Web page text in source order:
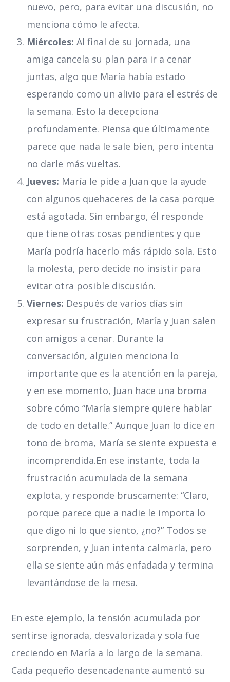
nuevo, pero, para evitar una discusión, no
menciona cómo le afecta.
Miércoles: Al final de su jornada, una
amiga cancela su plan para ir a cenar
juntas, algo que María había estado
esperando como un alivio para el estrés de
la semana. Esto la decepciona
profundamente. Piensa que últimamente
parece que nada le sale bien, pero intenta
no darle más vueltas.
Jueves: María le pide a Juan que la ayude
con algunos quehaceres de la casa porque
está agotada. Sin embargo, él responde
que tiene otras cosas pendientes y que
María podría hacerlo más rápido sola. Esto
la molesta, pero decide no insistir para
evitar otra posible discusión.
Viernes: Después de varios días sin
expresar su frustración, María y Juan salen
con amigos a cenar. Durante la
conversación, alguien menciona lo
importante que es la atención en la pareja,
y en ese momento, Juan hace una broma
sobre cómo “María siempre quiere hablar
de todo en detalle.” Aunque Juan lo dice en
tono de broma, María se siente expuesta e
incomprendida.En ese instante, toda la
frustración acumulada de la semana
explota, y responde bruscamente: “Claro,
porque parece que a nadie le importa lo
que digo ni lo que siento, ¿no?” Todos se
sorprenden, y Juan intenta calmarla, pero
ella se siente aún más enfadada y termina
levantándose de la mesa.
En este ejemplo, la tensión acumulada por
sentirse ignorada, desvalorizada y sola fue
creciendo en María a lo largo de la semana.
Cada pequeño desencadenante aumentó su